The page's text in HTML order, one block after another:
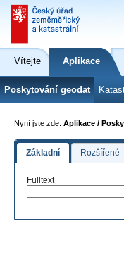
Vítejte Aplikace
Poskytování geodat
Nyní jste zde: Aplikace /
Základní Rozšířené
Fulltext